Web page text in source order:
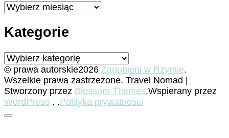
Archiwa
Kategorie
Kategorie
© prawa autorskie2026 Zagubieni w Rzymie.
Wszelkie prawa zastrzeżone. Travel Nomad |
Stworzony przez Blossom Themes.Wspierany przez
WordPress . .Polityka prywatności